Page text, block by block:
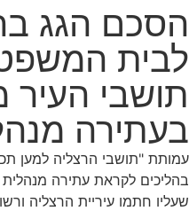
הסכם הגג
לבית
תושבי העיר
בעתירה
עמותת "תושבי הרצליה למען
בהליכים לקראת עתירה
שעליו חתמו עיריית הרצליה